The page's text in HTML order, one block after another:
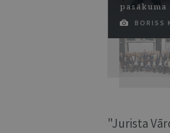
BORISS
"Jurista